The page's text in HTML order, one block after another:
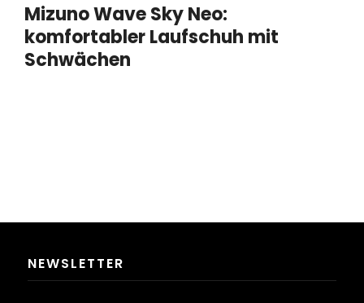
Mizuno Wave Sky Neo:
komfortabler Laufschuh mit
Schwächen
NEWSLETTER